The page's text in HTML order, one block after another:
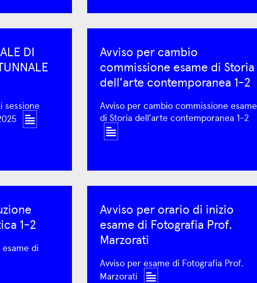
DI
sessione
Avviso per cambio
commissione esame di Storia
dell’arte contemporanea 1-2
Avviso per cambio commissione esame
di Storia dell'arte contemporanea 1-2
1-2
di
Avviso per orario di inizio
esame di Fotografia Prof.
Marzorati
Avviso per esame di Fotografia Prof.
Marzorati